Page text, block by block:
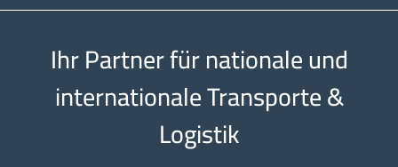
Ihr Partner für nationale und
internationale Transporte &
Logistik